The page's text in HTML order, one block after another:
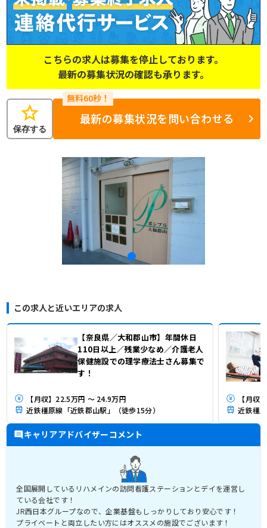
こちらの求人は募集を停止しております。
最新の募集状況の確認も承ります。
star
保存する
最新の募集状況を問い合わせる
この求人と近いエリアの求人
【奈良県／大和郡山市】年間休日
110日以上／残業少なめ／介護老人
保健施設での理学療法士さん募集で
す！
【月収】22.5万円 ～ 24.9万円
近鉄橿原線「近鉄郡山駅」（徒歩15分）
【月収
近鉄橿
キャリアアドバイザーコメント
全国展開しているリハメインの訪問看護ステーションとデイを運営し
ている会社です！
JR西日本グループなので、企業基盤もしっかりしており安心です！
プライベートと両立したい方にはオススメの施設でございます！